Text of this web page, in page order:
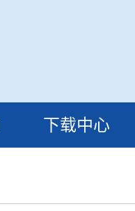
下载中心